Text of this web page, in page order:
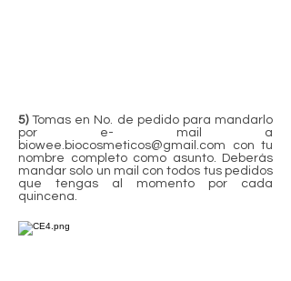
5)Tomas en No. de pedido para mandarlo
por e- mail a
biowee.biocosmeticos@gmail.com con tu
nombre completo como asunto. Deberás
mandar solo un mail con todos tus pedidos
que tengas al momento por cada
quincena.